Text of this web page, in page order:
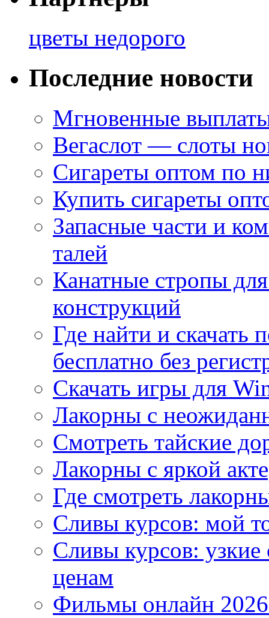
цветы недорого
Последние новости
Мгновенные
Вегаслот — слоты
Сигареты оптом по
Купить сигареты
Запасные части и
талей
Канатные стропы
конструкций
Где найти и
бесплатно без
Скачать игры для
Лакорны с
Смотреть тайские
Лакорны с яркой
Где смотреть
Сливы курсов: мой
Сливы курсов:
ценам
Фильмы онлайн